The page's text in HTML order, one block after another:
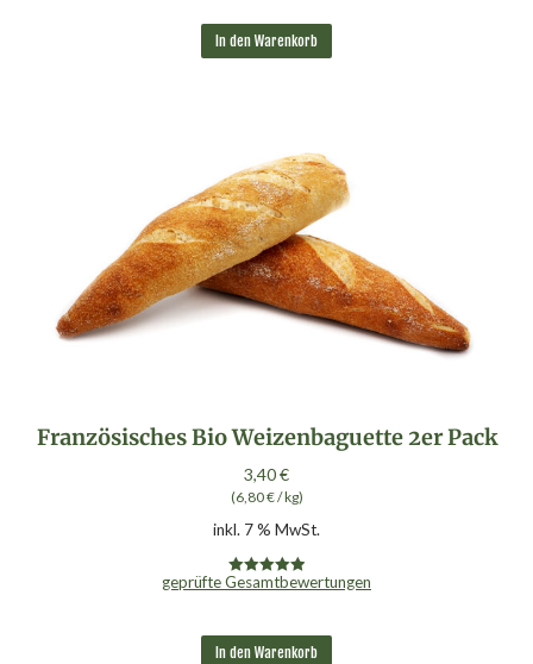
In den Warenkorb
Französisches Bio Weizenbaguette 2er Pack
3,40€
(6,80€/kg)
inkl. 7 % MwSt.
Bewertet mit
geprüfte Gesamtbewertungen
In den Warenkorb